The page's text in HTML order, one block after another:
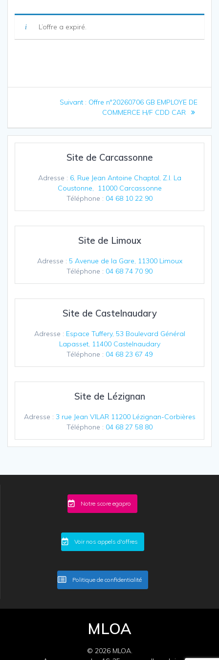
L’offre a expiré.
Navigation
l’article
Suivant : Article
suivant
Offre n°20260706 GB EMPLOYE DE
COMMERCE H/F CDD CAR
Site de Carcassonne
Adresse : 6, Rue Jean Antoine Chaptal, Z.I. La
Coustonne, 11000 Carcassonne
Téléphone : 04 68 10 22 90
Site de Limoux
Adresse : 5 Avenue de la Gare, 11300 Limoux
Téléphone : 04 68 74 70 90
Site de Castelnaudary
Adresse : Espace Tuffery, 53 Boulevard Général
Lapasset, 11400 Castelnaudary
Téléphone : 04 68 23 67 49
Site de Lézignan
Adresse : 3 rue Jean VILAR 11200 Lézignan-Corbières
Téléphone : 04 68 27 58 80
Notre score egapro
Voir nos appels d'offres
Politique de confidentialité
MLOA
© 2026 MLOA.